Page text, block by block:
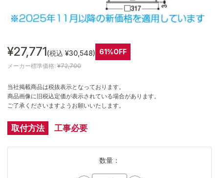
¥27,771(税込 ¥30,548) 61%OFF
メーカー標準価格: ¥72,700
当社掲載商品は税抜表示となっております。
商品画像に旧税込定価が表示されている場合があります。
ご了承くださいますようお願いいたします。
取付方法 工事必要
数量：